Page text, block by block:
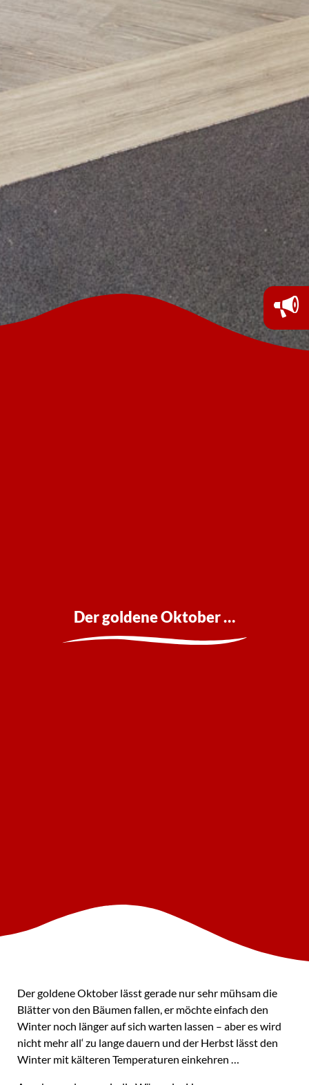
Der goldene Oktober …
Der goldene Oktober lässt gerade nur sehr mühsam die
Blätter von den Bäumen fallen, er möchte einfach den
Winter noch länger auf sich warten lassen – aber es wird
nicht mehr all‘ zu lange dauern und der Herbst lässt den
Winter mit kälteren Temperaturen einkehren …